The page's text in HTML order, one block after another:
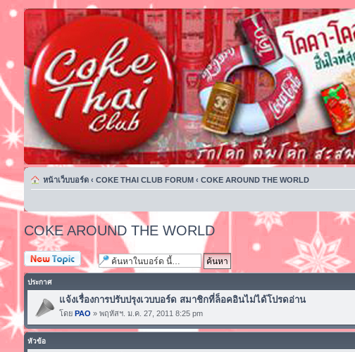
หน้าเว็บบอร์ด ‹ COKE THAI CLUB FORUM ‹ COKE AROUND THE WORLD
COKE AROUND THE WORLD
ตั้งกระทู้ใหม่
ประกาศ
แจ้งเรื่องการปรับปรุงเวบบอร์ด สมาชิกที่ล็อคอินไม่ได้โปรดอ่าน
โดย PAO » พฤหัสฯ. ม.ค. 27, 2011 8:25 pm
หัวข้อ